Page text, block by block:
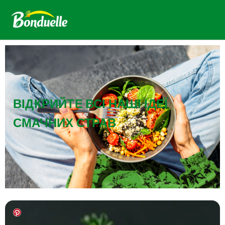
ВІДКРИЙТЕ ВСІ НАШІ ІДЕЇ
СМАЧНИХ СТРАВ